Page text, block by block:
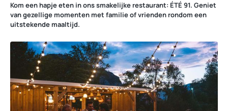
Kom een hapje eten in ons smakelijke restaurant: ÉTÉ 91. Geniet
van gezellige momenten met familie of vrienden rondom een
uitstekende maaltijd.